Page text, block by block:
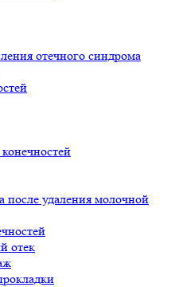
отечного синдрома
после удаления молочной
отек